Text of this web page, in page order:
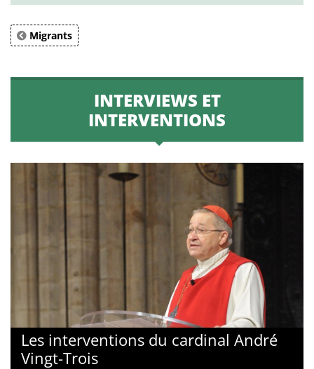
Migrants
INTERVIEWS ET
INTERVENTIONS
Les interventions du cardinal André
Vingt-Trois